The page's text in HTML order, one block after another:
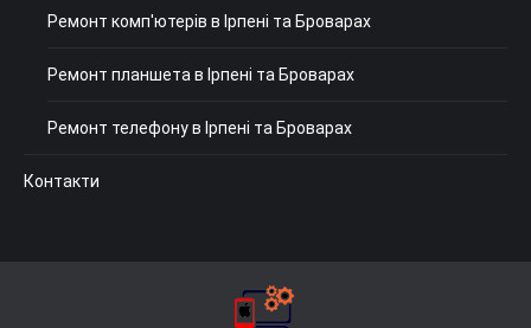
Ремонт комп'ютерів в Ірпені та Броварах
Ремонт планшета в Ірпені та Броварах
Ремонт телефону в Ірпені та Броварах
Контакти